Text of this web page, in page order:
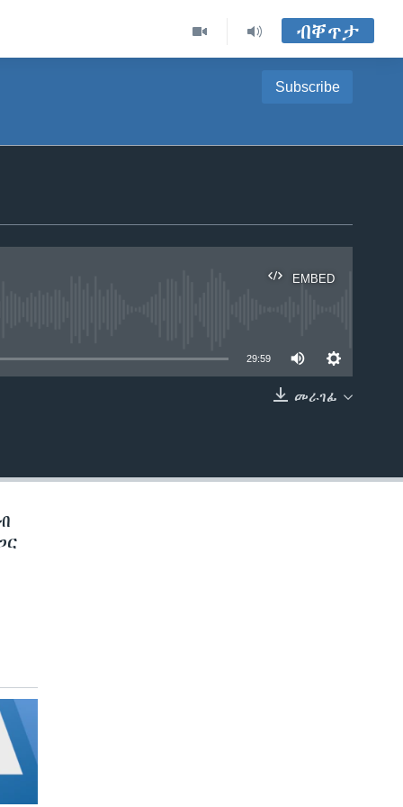
ብቐጥታ
Subscribe
EMBED
29:59
መራገፊ